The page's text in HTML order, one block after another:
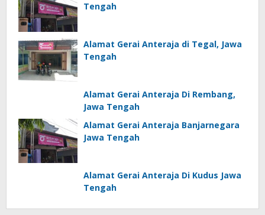
Tengah
Alamat Gerai Anteraja di Tegal, Jawa
Tengah
Alamat Gerai Anteraja Di Rembang,
Jawa Tengah
Alamat Gerai Anteraja Banjarnegara
Jawa Tengah
Alamat Gerai Anteraja Di Kudus Jawa
Tengah